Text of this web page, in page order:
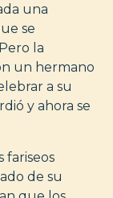
una
se
la
un hermano
a su
y ahora se
fariseos
de su